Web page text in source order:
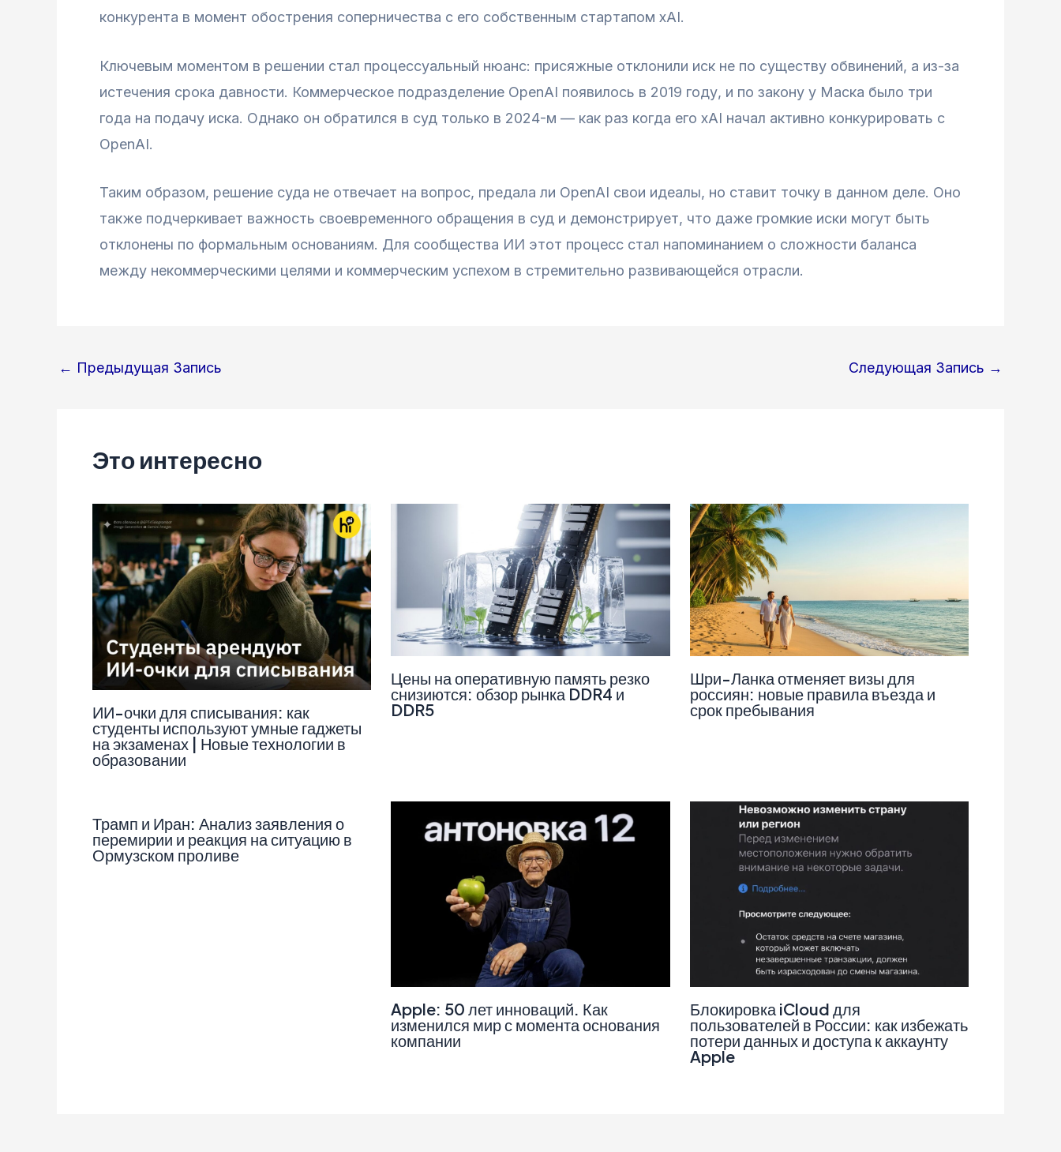
конкурента в момент обострения соперничества с его собственным стартапом xAI.
Ключевым моментом в решении стал процессуальный нюанс: присяжные отклонили иск не по существу обвинений, а из-за
истечения срока давности. Коммерческое подразделение OpenAI появилось в 2019 году, и по закону у Маска было три
года на подачу иска. Однако он обратился в суд только в 2024-м — как раз когда его xAI начал активно конкурировать с
OpenAI.
Таким образом, решение суда не отвечает на вопрос, предала ли OpenAI свои идеалы, но ставит точку в данном деле. Оно
также подчеркивает важность своевременного обращения в суд и демонстрирует, что даже громкие иски могут быть
отклонены по формальным основаниям. Для сообщества ИИ этот процесс стал напоминанием о сложности баланса
между некоммерческими целями и коммерческим успехом в стремительно развивающейся отрасли.
Навигация
← Предыдущая Запись Следующая Запись →
Это интересно
ИИ-очки для списывания: как
студенты используют умные гаджеты
на экзаменах | Новые технологии в
образовании
Цены на оперативную память резко
снизиются: обзор рынка DDR4 и
DDR5
Шри-Ланка отменяет визы для
россиян: новые правила въезда и
срок пребывания
Трамп и Иран: Анализ заявления о
перемирии и реакция на ситуацию в
Ормузском проливе
Apple: 50 лет инноваций. Как
изменился мир с момента основания
компании
Блокировка iCloud для
пользователей в России: как избежать
потери данных и доступа к аккаунту
Apple